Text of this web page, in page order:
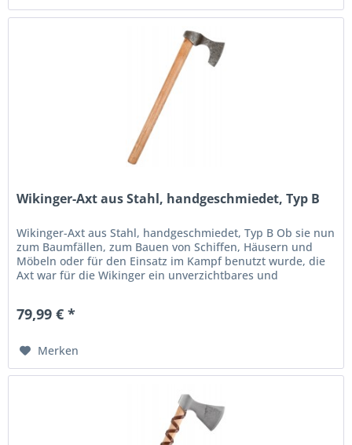
Wikinger-Axt aus Stahl, handgeschmiedet, Typ B
Wikinger-Axt aus Stahl, handgeschmiedet, Typ B Ob sie nun
zum Baumfällen, zum Bauen von Schiffen, Häusern und
Möbeln oder für den Einsatz im Kampf benutzt wurde, die
Axt war für die Wikinger ein unverzichtbares und
79,99 € *
Merken